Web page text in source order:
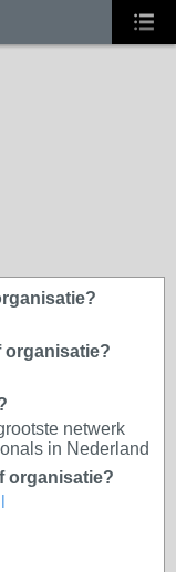
organisatie?
netwerk
in Nederland
organisatie?